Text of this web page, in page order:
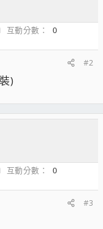
互動分數
0
#2
)
互動分數
0
#3